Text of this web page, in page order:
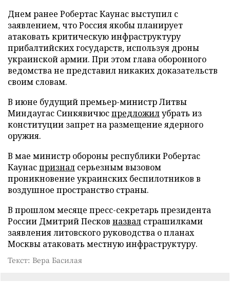
Днем ранее Робертас Каунас выступил с
заявлением, что Россия якобы планирует
атаковать критическую инфраструктуру
прибалтийских государств, используя дроны
украинской армии. При этом глава оборонного
ведомства не представил никаких доказательств
своим словам.
В июне будущий премьер-министр Литвы
Миндаугас Синкявичюспредложилубрать из
конституции запрет на размещение ядерного
оружия.
В мае министр обороны республики Робертас
Каунаспризнал серьезным вызовом
проникновение украинских беспилотников в
воздушное пространство страны.
В прошлом месяце пресс-секретарь президента
России Дмитрий Песков назвал страшилками
заявления литовского руководства о планах
Москвы атаковать местную инфраструктуру.
Текст: Вера Басилая